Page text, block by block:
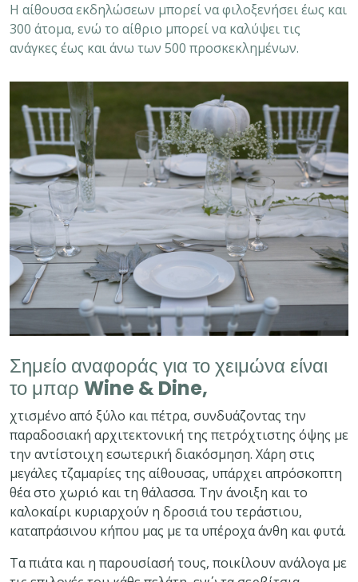
Η αίθουσα εκδηλώσεων μπορεί να φιλοξενήσει έως και
300 άτομα, ενώ το αίθριο μπορεί να καλύψει τις
ανάγκες έως και άνω των 500 προσκεκλημένων.
Σημείο αναφοράς για το χειμώνα είναι
το μπαρ Wine & Dine,
χτισμένο από ξύλο και πέτρα, συνδυάζοντας την
παραδοσιακή αρχιτεκτονική της πετρόχτιστης όψης με
την αντίστοιχη εσωτερική διακόσμηση. Χάρη στις
μεγάλες τζαμαρίες της αίθουσας, υπάρχει απρόσκοπτη
θέα στο χωριό και τη θάλασσα. Την άνοιξη και το
καλοκαίρι κυριαρχούν η δροσιά του τεράστιου,
καταπράσινου κήπου μας με τα υπέροχα άνθη και φυτά.
Τα πιάτα και η παρουσίασή τους, ποικίλουν ανάλογα με